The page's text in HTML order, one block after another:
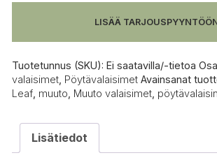
LISÄÄ
Tuotetunnus (SKU): Ei saatavilla/-tietoa
valaisimet Pöytävalaisimet Avainsanat
Leaf muuto Muuto valaisimet pöytävalaisin
Lisätiedot